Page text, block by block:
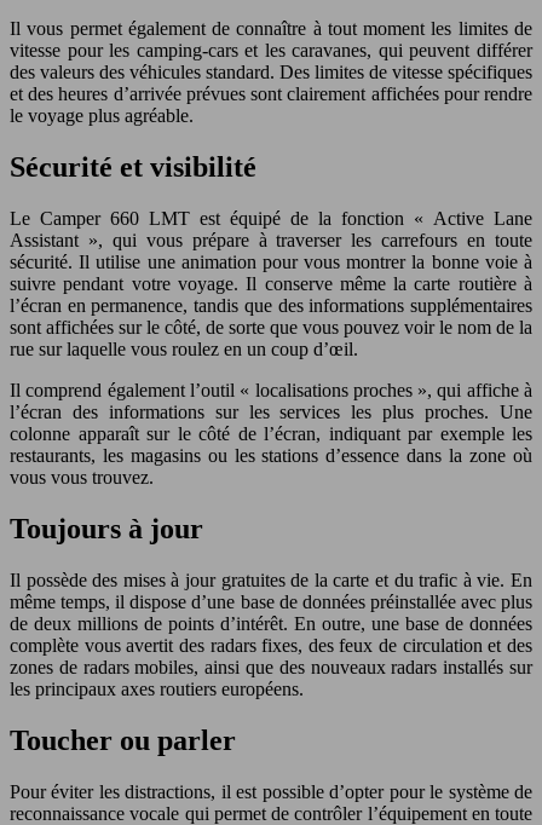
Il vous permet également de connaître à tout moment les limites de
vitesse pour les camping-cars et les caravanes, qui peuvent différer
des valeurs des véhicules standard. Des limites de vitesse spécifiques
et des heures d’arrivée prévues sont clairement affichées pour rendre
le voyage plus agréable.
Sécurité et visibilité
Le Camper 660 LMT est équipé de la fonction « Active Lane
Assistant », qui vous prépare à traverser les carrefours en toute
sécurité. Il utilise une animation pour vous montrer la bonne voie à
suivre pendant votre voyage. Il conserve même la carte routière à
l’écran en permanence, tandis que des informations supplémentaires
sont affichées sur le côté, de sorte que vous pouvez voir le nom de la
rue sur laquelle vous roulez en un coup d’œil.
Il comprend également l’outil « localisations proches », qui affiche à
l’écran des informations sur les services les plus proches. Une
colonne apparaît sur le côté de l’écran, indiquant par exemple les
restaurants, les magasins ou les stations d’essence dans la zone où
vous vous trouvez.
Toujours à jour
Il possède des mises à jour gratuites de la carte et du trafic à vie. En
même temps, il dispose d’une base de données préinstallée avec plus
de deux millions de points d’intérêt. En outre, une base de données
complète vous avertit des radars fixes, des feux de circulation et des
zones de radars mobiles, ainsi que des nouveaux radars installés sur
les principaux axes routiers européens.
Toucher ou parler
Pour éviter les distractions, il est possible d’opter pour le système de
reconnaissance vocale qui permet de contrôler l’équipement en toute